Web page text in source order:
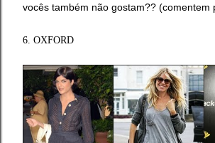
vocês também não gostam?? (comentem
6. OXFORD